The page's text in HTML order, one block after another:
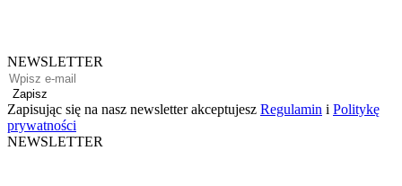
NEWSLETTER
Zapisz
Zapisując się na nasz newsletter akceptujesz Regulamin i Politykę
prywatności
NEWSLETTER